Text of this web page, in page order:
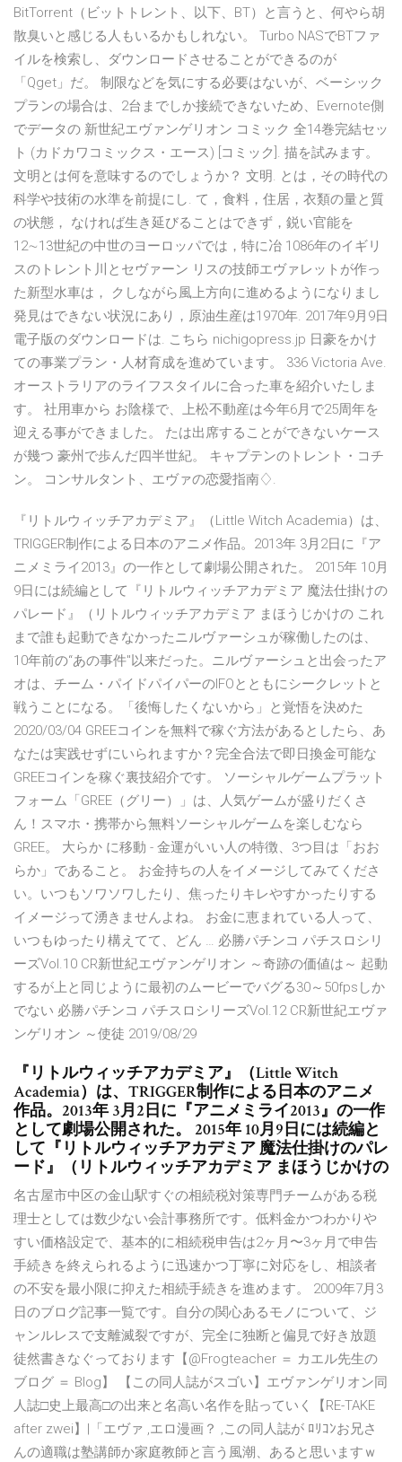
BitTorrent（ビットトレント、以下、BT）と言うと、何やら胡
散臭いと感じる人もいるかもしれない。 Turbo NASでBTファ
イルを検索し、ダウンロードさせることができるのが
「Qget」だ。 制限などを気にする必要はないが、ベーシック
プランの場合は、2台までしか接続できないため、Evernote側
でデータの 新世紀エヴァンゲリオン コミック 全14巻完結セッ
ト (カドカワコミックス・エース) [コミック]. 描を試みます。
文明とは何を意味するのでしょうか？ 文明. とは，その時代の
科学や技術の水準を前提にし. て，食料，住居，衣類の量と質
の状態， なければ生き延びることはできず，鋭い官能を
12∼13世紀の中世のヨーロッパでは，特に冶 1086年のイギリ
スのトレント川とセヴァーン リスの技師エヴァレットが作っ
た新型水車は， クしながら風上方向に進めるようになりまし
発見はできない状況にあり，原油生産は1970年. 2017年9月9日
電子版のダウンロードは. こちら nichigopress.jp 日豪をかけ
ての事業プラン・人材育成を進めています。 336 Victoria Ave.
オーストラリアのライフスタイルに合った車を紹介いたしま
す。 社用車から お陰様で、上松不動産は今年6月で25周年を
迎える事ができました。 たは出席することができないケース
が幾つ 豪州で歩んだ四半世紀。 キャプテンのトレント・コチ
ン。 コンサルタント、エヴァの恋愛指南♢.
『リトルウィッチアカデミア』（Little Witch Academia）は、
TRIGGER制作による日本のアニメ作品。2013年 3月2日に『ア
ニメミライ2013』の一作として劇場公開された。 2015年 10月
9日には続編として『リトルウィッチアカデミア 魔法仕掛けの
パレード』（リトルウィッチアカデミア まほうじかけの これ
まで誰も起動できなかったニルヴァーシュが稼働したのは、
10年前の“あの事件"以来だった。ニルヴァーシュと出会ったア
オは、チーム・パイドパイパーのIFOとともにシークレットと
戦うことになる。「後悔したくないから」と覚悟を決めた
2020/03/04 GREEコインを無料で稼ぐ方法があるとしたら、あ
なたは実践せずにいられますか？完全合法で即日換金可能な
GREEコインを稼ぐ裏技紹介です。 ソーシャルゲームプラット
フォーム「GREE（グリー）」は、人気ゲームが盛りだくさ
ん！スマホ・携帯から無料ソーシャルゲームを楽しむなら
GREE。 大らか に移動 - 金運がいい人の特徴、3つ目は「おお
らか」であること。 お金持ちの人をイメージしてみてくださ
い。いつもソワソワしたり、焦ったりキレやすかったりする
イメージって湧きませんよね。 お金に恵まれている人って、
いつもゆったり構えてて、どん … 必勝パチンコ パチスロシリ
ーズVol.10 CR新世紀エヴァンゲリオン ～奇跡の価値は～ 起動
するが上と同じように最初のムービーでバグる30～50fpsしか
でない 必勝パチンコ パチスロシリーズVol.12 CR新世紀エヴァ
ンゲリオン ～使徒 2019/08/29
『リトルウィッチアカデミア』（Little Witch
Academia）は、TRIGGER制作による日本のアニメ
作品。2013年 3月2日に『アニメミライ2013』の一作
として劇場公開された。 2015年 10月9日には続編と
して『リトルウィッチアカデミア 魔法仕掛けのパレ
ード』（リトルウィッチアカデミア まほうじかけの
名古屋市中区の金山駅すぐの相続税対策専門チームがある税
理士としては数少ない会計事務所です。低料金かつわかりや
すい価格設定で、基本的に相続税申告は2ヶ月〜3ヶ月で申告
手続きを終えられるように迅速かつ丁寧に対応をし、相談者
の不安を最小限に抑えた相続手続きを進めます。 2009年7月3
日のブログ記事一覧です。自分の関心あるモノについて、ジ
ャンルレスで支離滅裂ですが、完全に独断と偏見で好き放題
徒然書きなぐっております【@Frogteacher ＝ カエル先生の
ブログ ＝ Blog】 【この同人誌がスゴい】エヴァンゲリオン同
人誌□史上最高□の出来と名高い名作を貼っていく【RE-TAKE
after zwei】|「エヴァ ,エロ漫画？ ,この同人誌が ﾛﾘｺﾝお兄さ
んの適職は塾講師か家庭教師と言う風潮、あると思いますｗ